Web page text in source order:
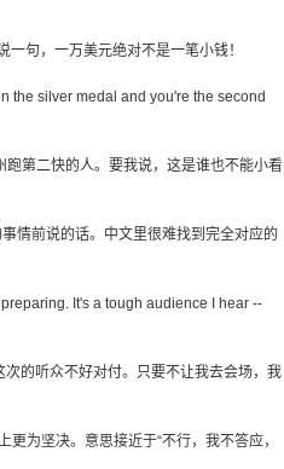
句，一万美元绝对不是一笔小钱！
silver medal and you're the second
第二快的人。要我说，这是谁也不能小看
前说的话。中文里很难找到完全对应的
It's a tough audience I hear --
的听众不好对付。只要不让我去会场，我
为坚决。意思接近于“不行，我不答应，